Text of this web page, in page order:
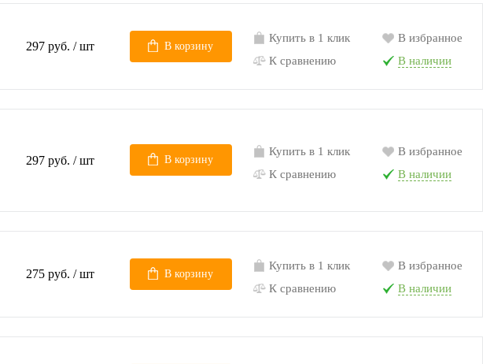
297 руб. / шт В корзину
Купить в 1 клик
К сравнению
В избранное
В наличии
297 руб. / шт В корзину
Купить в 1 клик
К сравнению
В избранное
В наличии
275 руб. / шт В корзину
Купить в 1 клик
К сравнению
В избранное
В наличии